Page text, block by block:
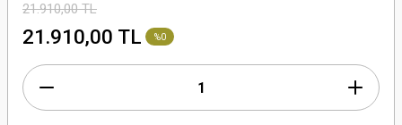
21.910,00 TL
21.910,00 TL %0